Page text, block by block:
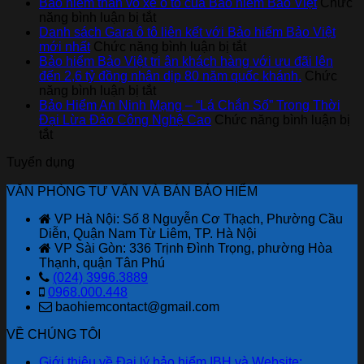
báo
cáo
tài
chính
người
mới
Bảo hiểm thân vỏ xe ô tô của Bảo hiểm Bảo Việt Chức
năng bình luận bị tắtở
Bảo
hiểm
thân
vỏ
xe
ô
tô
Việt
Danh sách Gara ô tô liên kết với Bảo hiểm Bảo Việt
mới nhất Chức năng bình luận bị tắtở
Danh
sách
ô
tô
hiểm
Việt
mới
nhất
Bảo hiểm Bảo Việt tri ân khách hàng với ưu đãi lên
đến 2,6 tỷ đồng nhân dịp 80 năm quốc khánh. Chức
năng bình luận bị tắtở
Bảo
hiểm
khách
với
ưu
đãi
lên
tỷ
dịp
Bảo Hiểm An Ninh Mạng – “Lá Chắn Số” Trong Thời
Đại Lừa Đảo Công Nghệ Cao Chức năng bình luận bị
tắtở
Hiểm
Ninh
–
“Lá
Chắn
Số”
Trong
Thời
Đại
Lừa
Đảo
Công
Tuyển dụng
VĂN PHÒNG TƯ VẤN VÀ BÁN BẢO HIỂM
VP Hà Nội: Số 8 Nguyễn Cơ Thạch, Phường Cầu
Diễn, Quận Nam Từ Liêm, TP. Hà Nội
VP Sài Gòn: 336 Trịnh Đình Trọng, phường Hòa
Thạnh, quận Tân Phú
(024) 3996.3889
0968.000.448
baohiemcontact@gmail.com
VỀ CHÚNG TÔI